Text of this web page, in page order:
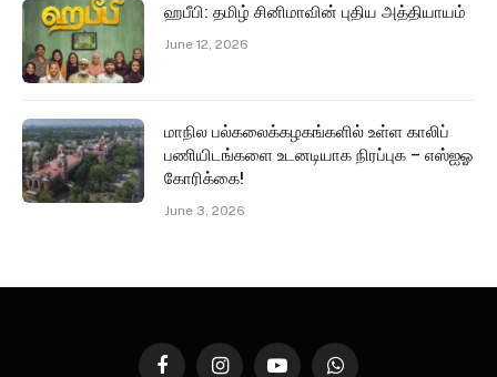
ஹபீபி: தமிழ் சினிமாவின் புதிய அத்தியாயம்
June 12, 2026
மாநில பல்கலைக்கழகங்களில் உள்ள காலிப்
பணியிடங்களை உடனடியாக நிரப்புக – எஸ்ஐஓ
கோரிக்கை!
June 3, 2026